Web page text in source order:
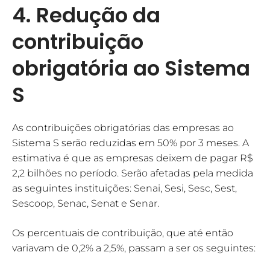
4. Redução da
contribuição
obrigatória ao Sistema
S
As contribuições obrigatórias das empresas ao
Sistema S serão reduzidas em 50% por 3 meses. A
estimativa é que as empresas deixem de pagar R$
2,2 bilhões no período. Serão afetadas pela medida
as seguintes instituições: Senai, Sesi, Sesc, Sest,
Sescoop, Senac, Senat e Senar.
Os percentuais de contribuição, que até então
variavam de 0,2% a 2,5%, passam a ser os seguintes: